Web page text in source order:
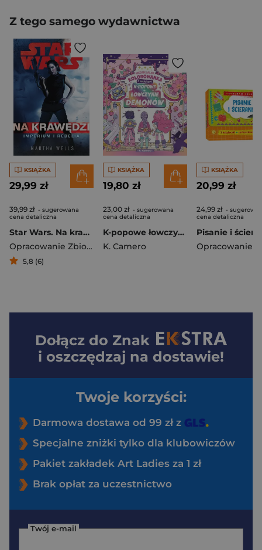
Z tego samego wydawnictwa
KSIĄŻKA
29,99 zł
39,99 zł - sugerowana
cena detaliczna
Star Wars. Na krawędzi. Imperium i Rebelia
Opracowanie Zbiorowe
5,8 (6)
KSIĄŻKA
19,80 zł
23,00 zł - sugerowana
cena detaliczna
K-popowe łowczynie demonów. Nieoficjalna kolorowanka z naklejkami
K. Camero
KSIĄŻKA
20,99 zł
24,99 zł -
cena detaliczna
Dołącz do Znak
i oszczędzaj na dostawie!
Twoje korzyści:
Darmowa dostawa od 99 zł z
Specjalne zniżki tylko dla klubowiczów
Pakiet zakładek Art Ladies za 1 zł
Brak opłat za uczestnictwo
Twój e-mail